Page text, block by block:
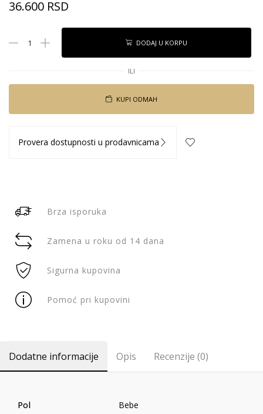
36.600 RSD
DODAJ U KORPU
ILI
KUPI ODMAH
Provera dostupnosti u prodavnicama
Brza isporuka
Zamena u roku od 14 dana
Sigurna kupovina
Pomoć pri kupovini
Dodatne informacije Opis Recenzije (0)
Pol Bebe